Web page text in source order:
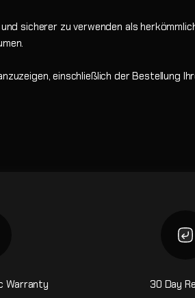
sicherer zu verwenden als
einschließlich der Bestellung
Warranty 30 Day